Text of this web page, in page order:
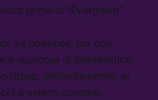
prima di “Evergreen”.
se possibile, ma non
a qualcosa di pionieristico:
l’itpop, evidentemente, al
a volerlo scoprire.